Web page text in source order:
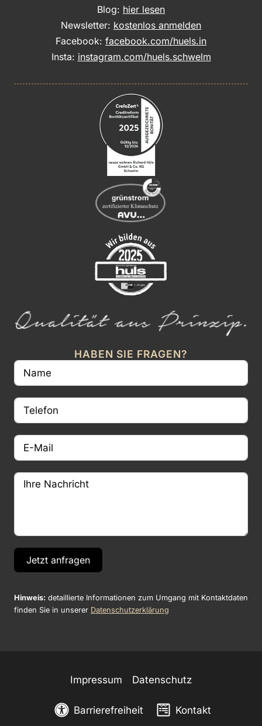
Blog: hier lesen
Newsletter: kostenlos anmelden
Facebook: facebook.com/huels.in
Insta: instagram.com/huels.schwelm
HABEN SIE FRAGEN?
Jetzt anfragen
Hinweis: detaillierte Informationen zum Umgang mit Kontaktdaten
finden Sie in unserer Datenschutzerklärung
Impressum Datenschutz
Barrierefreiheit Kontakt